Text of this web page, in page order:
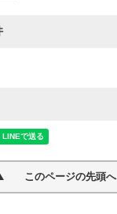
このページの先頭へ